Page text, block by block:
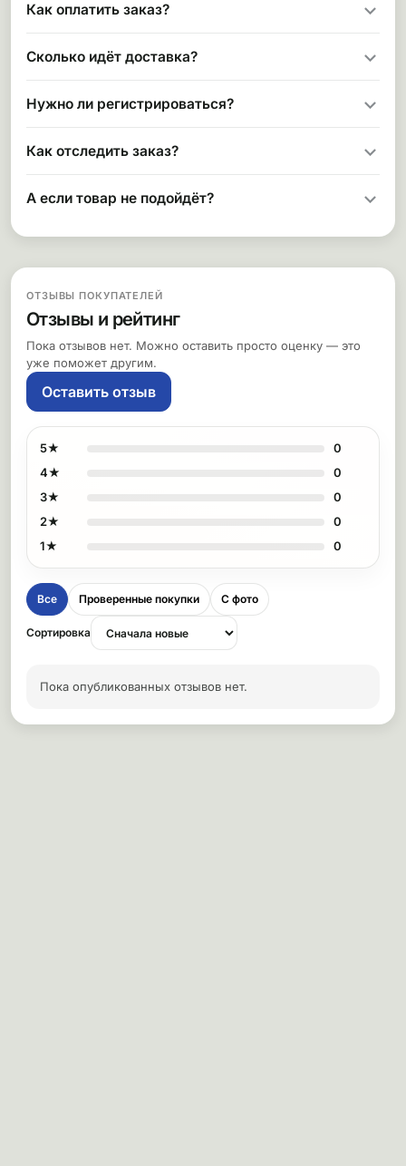
Как оплатить заказ?
Сколько идёт доставка?
Нужно ли регистрироваться?
Как отследить заказ?
А если товар не подойдёт?
ОТЗЫВЫ ПОКУПАТЕЛЕЙ
Отзывы и рейтинг
Пока отзывов нет. Можно оставить просто оценку — это
уже поможет другим.
Оставить отзыв
5★
0
4★
0
3★
0
2★
0
1★
0
Все Проверенные покупки С фото
Сортировка
Пока опубликованных отзывов нет.